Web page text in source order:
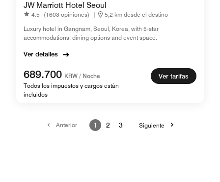
JW Marriott Hotel Seoul
4.5 (1603 opiniones) |
5,2 km desde el destino
Luxury hotel in Gangnam, Seoul, Korea, with 5-star
accommodations, dining options and event space.
Ver detalles
689.700 KRW / Noche
Todos los impuestos y cargos están
incluidos
Ver tarifas
Anterior 1 2 3 Siguiente